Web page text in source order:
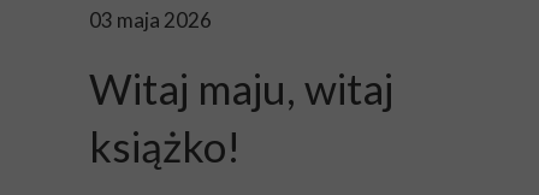
03 maja 2026
Witaj maju, witaj
książko!